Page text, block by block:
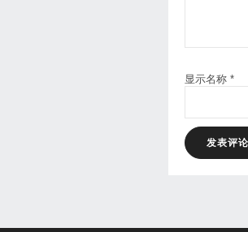
显示名称 *